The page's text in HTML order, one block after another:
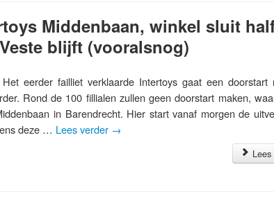
Middenbaan, winkel sluit
blijft (vooralsnog)
eerder failliet verklaarde Intertoys gaat een doorstart
Rond de 100 fillialen zullen geen doorstart maken,
in Barendrecht. Hier start vanaf morgen de
deze … Lees verder →